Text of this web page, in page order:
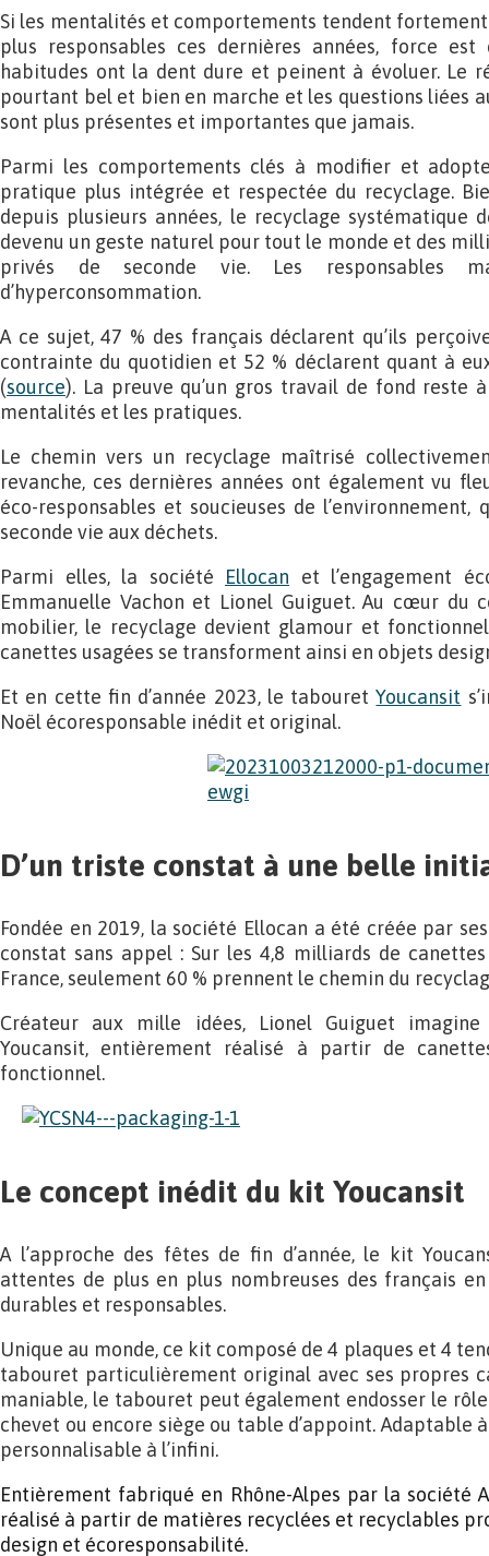
Si les mentalités et comportements tendent
plus responsables ces dernières années, force
habitudes ont la dent dure et peinent à évoluer. Le
pourtant bel et bien en marche et les questions liées
sont plus présentes et importantes que jamais.
Parmi les comportements clés à modifier et
pratique plus intégrée et respectée du recyclage.
depuis plusieurs années, le recyclage systématique
devenu un geste naturel pour tout le monde et des
privés de seconde vie. Les responsables
d’hyperconsommation.
A ce sujet, 47 % des français déclarent qu’ils
contrainte du quotidien et 52 % déclarent quant à
(source). La preuve qu’un gros travail de fond reste
mentalités et les pratiques.
Le chemin vers un recyclage maîtrisé
revanche, ces dernières années ont également vu
éco-responsables et soucieuses de l’environnement,
seconde vie aux déchets.
Parmi elles, la société Ellocan et l’engagement
Emmanuelle Vachon et Lionel Guiguet. Au cœur du
mobilier, le recyclage devient glamour et
canettes usagées se transforment ainsi en objets
Et en cette fin d’année 2023, le tabouretYoucansit
Noël écoresponsable inédit et original.
D’un triste constat à une belle
Fondée en 2019, la société Ellocan a été créée par
constat sans appel : Sur les 4,8 milliards de
France, seulement 60 % prennent le chemin du
Créateur aux mille idées, Lionel Guiguet
Youcansit, entièrement réalisé à partir de
fonctionnel.
Le concept inédit du kit Youcansit
A l’approche des fêtes de fin d’année, le kit
attentes de plus en plus nombreuses des français
durables et responsables.
Unique au monde, ce kit composé de 4 plaques et 4
tabouret particulièrement original avec ses propres
maniable, le tabouret peut également endosser le
chevet ou encore siège ou table d’appoint. Adaptable
personnalisable à l’infini.
Entièrement fabriqué en Rhône-Alpes par la société
réalisé à partir de matières recyclées et recyclables
design et écoresponsabilité.